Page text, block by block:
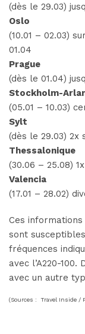
(dès le 29.03)
Oslo
(10.01 – 02.03)
01.04
Prague
(dès le 01.04)
Stockholm-
(05.01 – 10.03)
Sylt
(dès le 29.03) 2x
Thessalonique
(30.06 – 25.08)
Valencia
(17.01 – 28.02)
Ces
sont
fréquences
avec l’A220-
avec un autre
(Sources : Travel Inside /